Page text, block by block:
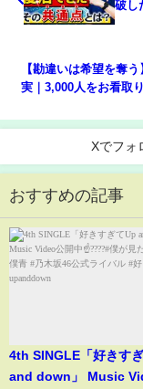
破し
【勘違いは希望を奪
実｜3,000人をお看取
Xでフォ
おすすめの記事
4th SINGLE「好きす
and down」 Music Video公開